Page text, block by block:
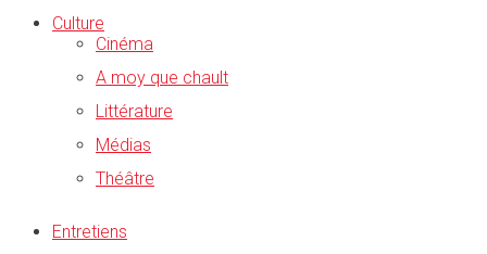
Culture
Cinéma
A moy que chault
Littérature
Médias
Théâtre
Entretiens